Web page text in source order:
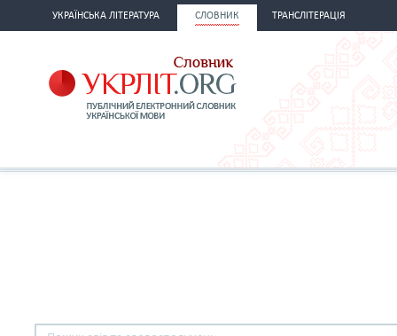
УКРАЇНСЬКА ЛІТЕРАТУРА СЛОВНИК ТРАНСЛІТЕРАЦІЯ